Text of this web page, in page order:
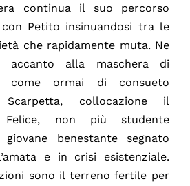
continua il suo percorso
Petito insinuandosi tra le
che rapidamente muta. Ne
accanto alla maschera di
come ormai di consueto
Scarpetta, collocazione il
Felice, non più studente
benestante segnato
e in crisi esistenziale.
sono il terreno fertile per